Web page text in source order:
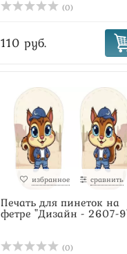
(0)
110 руб.
избранное сравнить
Печать для пинеток на
фетре "Дизайн - 2607-
(0)